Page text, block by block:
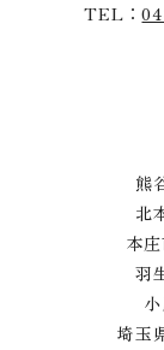
TEL：
熊
北
本
羽
埼玉